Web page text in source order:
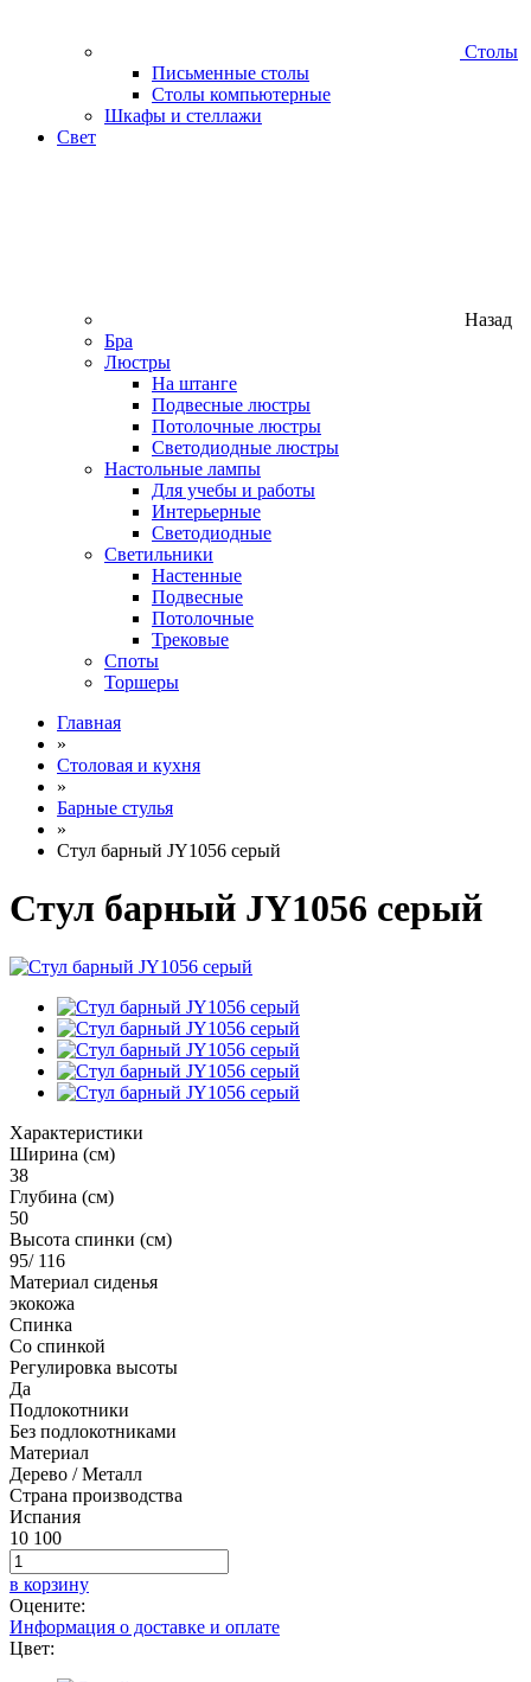
Столы
Письменные столы
Столы компьютерные
Шкафы и стеллажи
Свет
Назад
Бра
Люстры
На штанге
Подвесные люстры
Потолочные люстры
Светодиодные люстры
Настольные лампы
Для учебы и работы
Интерьерные
Светодиодные
Светильники
Настенные
Подвесные
Потолочные
Трековые
Споты
Торшеры
Главная
»
Столовая и кухня
»
Барные стулья
»
Стул барный JY1056 серый
Стул барный JY1056 серый
Характеристики
Ширина (см)
38
Глубина (см)
50
Высота спинки (см)
95/ 116
Материал сиденья
экокожа
Спинка
Со спинкой
Регулировка высоты
Да
Подлокотники
Без подлокотниками
Материал
Дерево / Металл
Страна производства
Испания
10 100
в корзину
Оцените:
Информация о доставке и оплате
Цвет: